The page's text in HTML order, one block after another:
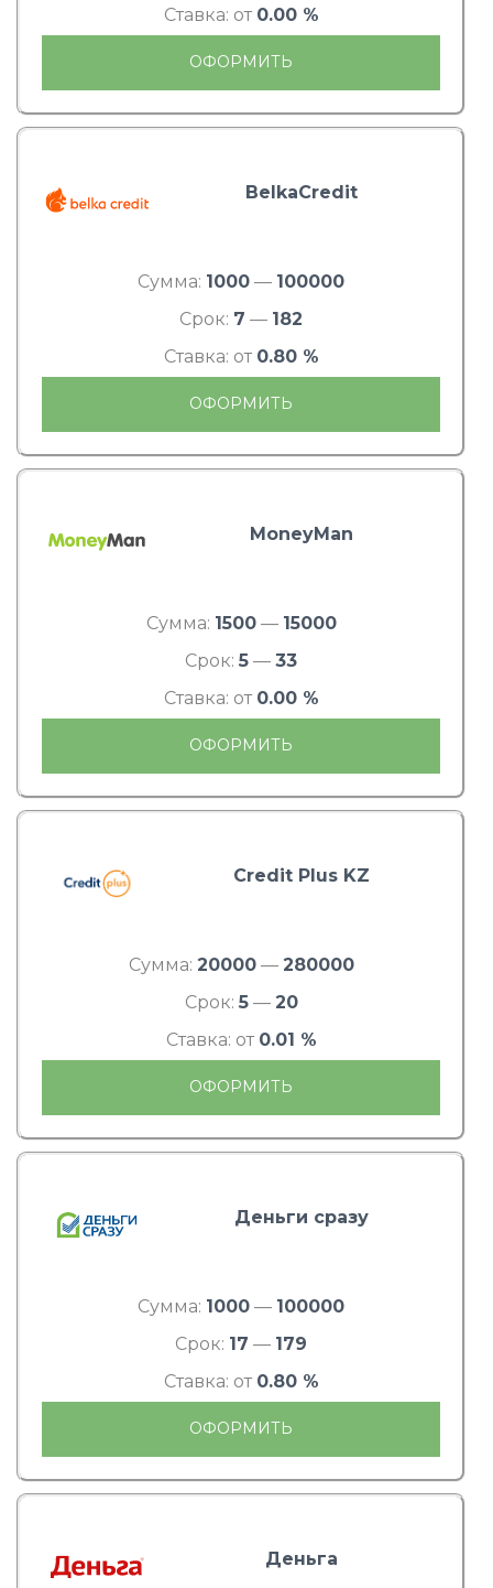
Ставка: от 0.00 %
ОФОРМИТЬ
BelkaCredit
Сумма: 1000 — 100000
Срок: 7 — 182
Ставка: от 0.80 %
ОФОРМИТЬ
MoneyMan
Сумма: 1500— 15000
Срок: 5 — 33
Ставка: от 0.00 %
ОФОРМИТЬ
Credit Plus KZ
Сумма: 20000— 280000
Срок: 5— 20
Ставка: от 0.01 %
ОФОРМИТЬ
Деньги сразу
Сумма: 1000 — 100000
Срок: 17 — 179
Ставка: от 0.80 %
ОФОРМИТЬ
Деньга